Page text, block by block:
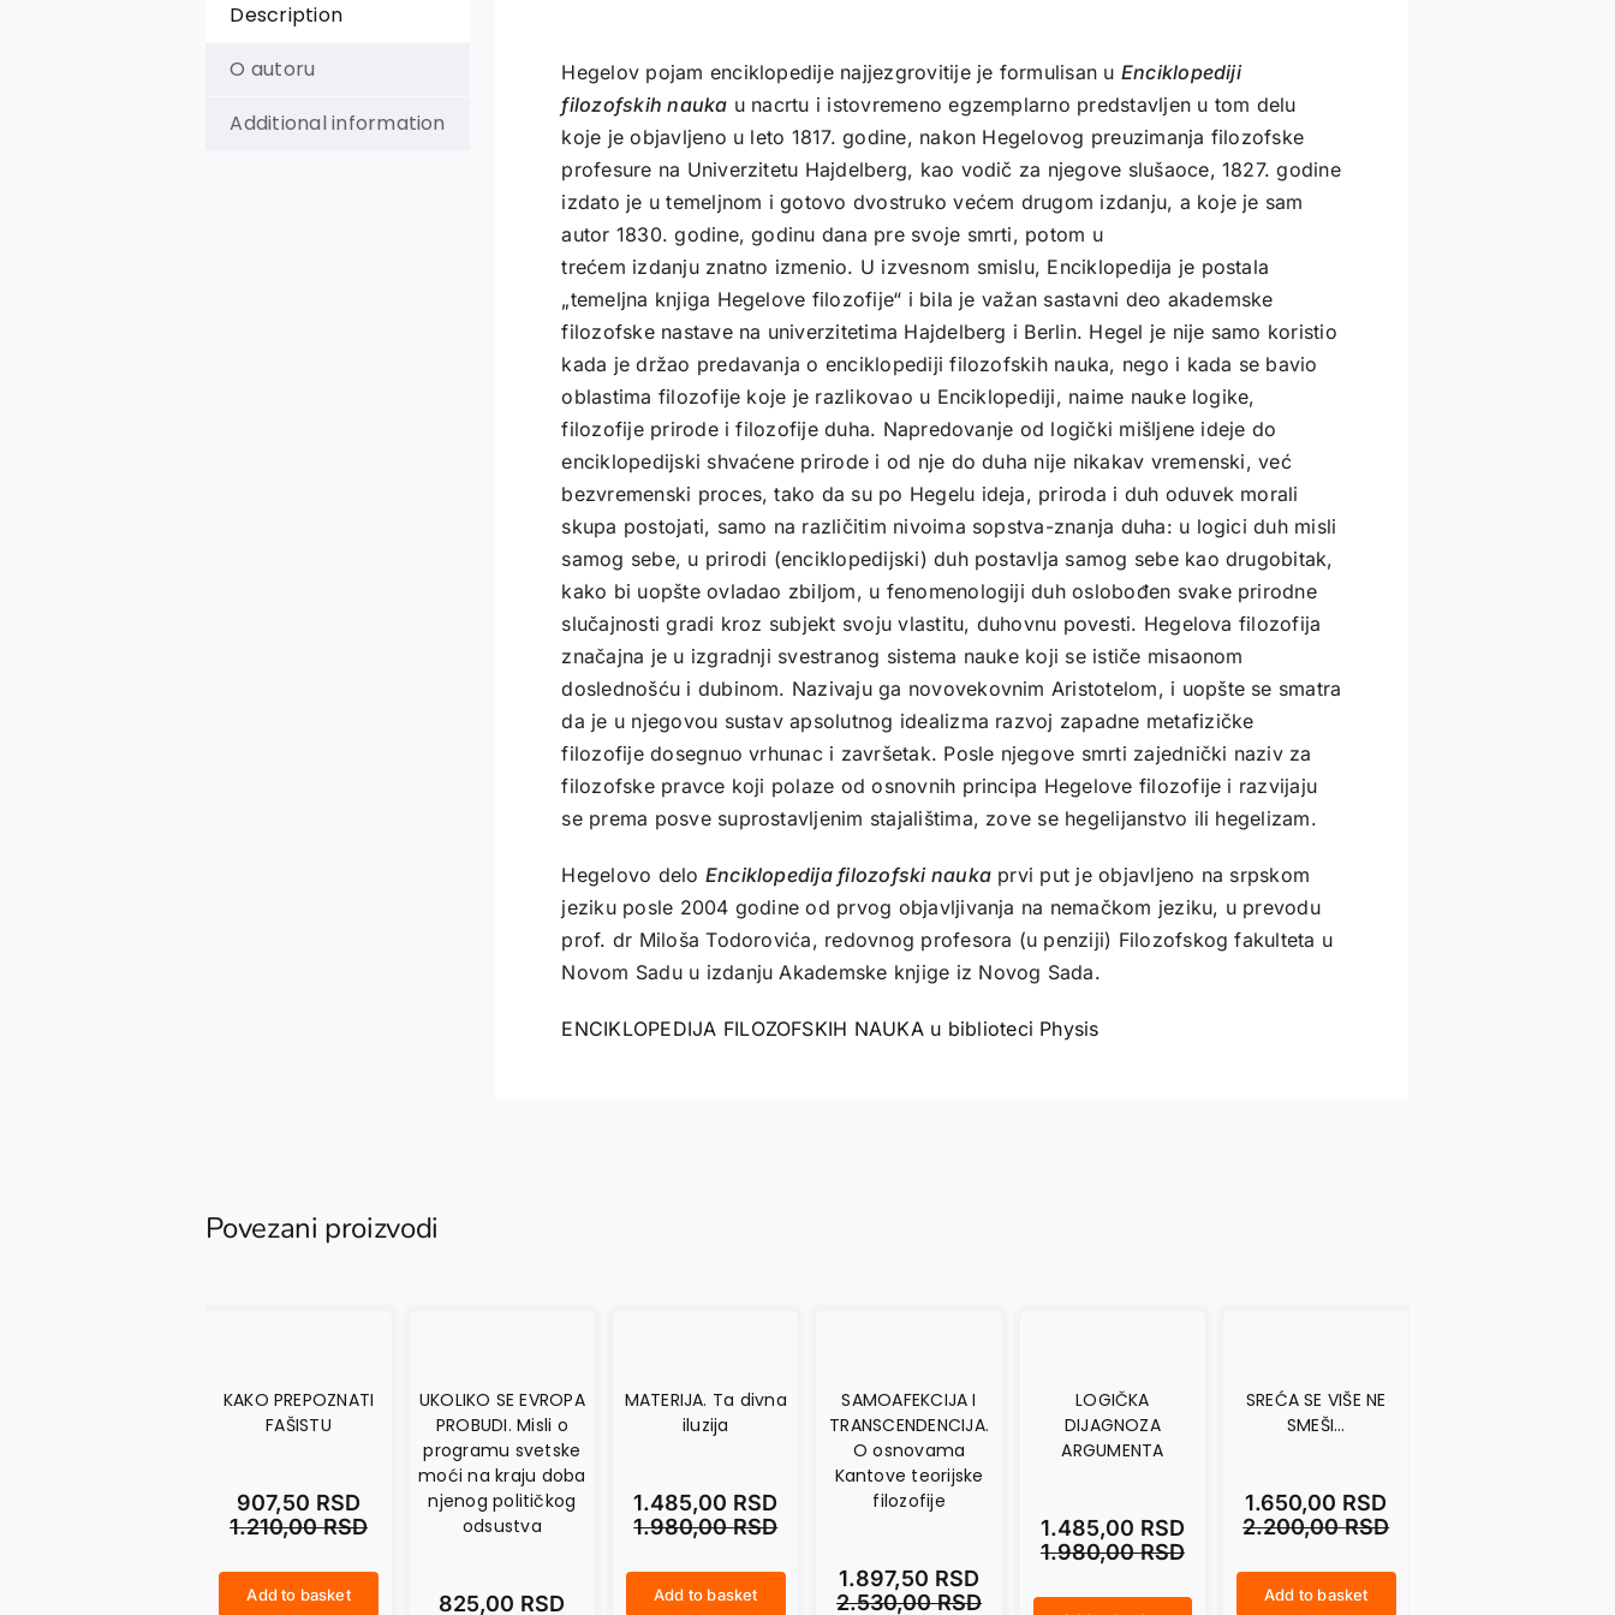
Description
O autoru
Additional information
Hegelov pojam enciklopedije najjezgrovitije je formulisan u Enciklopediji
filozofskih nauka u nacrtu i istovremeno egzemplarno predstavljen u tom delu
koje je objavljeno u leto 1817. godine, nakon Hegelovog preuzimanja filozofske
profesure na Univerzitetu Hajdelberg, kao vodič za njegove slušaoce, 1827. godine
izdato je u temeljnom i gotovo dvostruko većem drugom izdanju, a koje je sam
autor 1830. godine, godinu dana pre svoje smrti, potom u
trećem izdanju znatno izmenio. U izvesnom smislu, Enciklopedija je postala
„temeljna knjiga Hegelove filozofije“ i bila je važan sastavni deo akademske
filozofske nastave na univerzitetima Hajdelberg i Berlin. Hegel je nije samo koristio
kada je držao predavanja o enciklopediji filozofskih nauka, nego i kada se bavio
oblastima filozofije koje je razlikovao u Enciklopediji, naime nauke logike,
filozofije prirode i filozofije duha. Napredovanje od logički mišljene ideje do
enciklopedijski shvaćene prirode i od nje do duha nije nikakav vremenski, već
bezvremenski proces, tako da su po Hegelu ideja, priroda i duh oduvek morali
skupa postojati, samo na različitim nivoima sopstva-znanja duha: u logici duh misli
samog sebe, u prirodi (enciklopedijski) duh postavlja samog sebe kao drugobitak,
kako bi uopšte ovladao zbiljom, u fenomenologiji duh oslobođen svake prirodne
slučajnosti gradi kroz subjekt svoju vlastitu, duhovnu povesti. Hegelova filozofija
značajna je u izgradnji svestranog sistema nauke koji se ističe misaonom
doslednošću i dubinom. Nazivaju ga novovekovnim Aristotelom, i uopšte se smatra
da je u njegovou sustav apsolutnog idealizma razvoj zapadne metafizičke
filozofije dosegnuo vrhunac i završetak. Posle njegove smrti zajednički naziv za
filozofske pravce koji polaze od osnovnih principa Hegelove filozofije i razvijaju
se prema posve suprostavljenim stajalištima, zove se hegelijanstvo ili hegelizam.
Hegelovo delo Enciklopedija filozofski nauka prvi put je objavljeno na srpskom
jeziku posle 2004 godine od prvog objavljivanja na nemačkom jeziku, u prevodu
prof. dr Miloša Todorovića, redovnog profesora (u penziji) Filozofskog fakulteta u
Novom Sadu u izdanju Akademske knjige iz Novog Sada.
ENCIKLOPEDIJA FILOZOFSKIH NAUKA u biblioteci Physis
Povezani proizvodi
KAKO PREPOZNATI
FAŠISTU
1.210,00RSD
907,50 RSD
Add to basket
UKOLIKO SE EVROPA
PROBUDI. Misli o
programu svetske
moći na kraju doba
njenog političkog
odsustva
825,00 RSD
MATERIJA. Ta divna
iluzija
1.980,00RSD
1.485,00 RSD
Add to basket
SAMOAFEKCIJA I
TRANSCENDENCIJA.
O osnovama
Kantove teorijske
filozofije
2.530,00RSD
1.897,50 RSD
LOGIČKA
DIJAGNOZA
ARGUMENTA
1.980,00RSD
1.485,00 RSD
SREĆA SE VIŠE NE
SMEŠI…
2.200,00RSD
1.650,00 RSD
Add to basket